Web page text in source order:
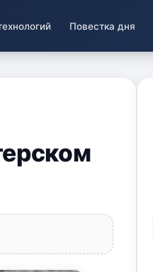
Повестка дня